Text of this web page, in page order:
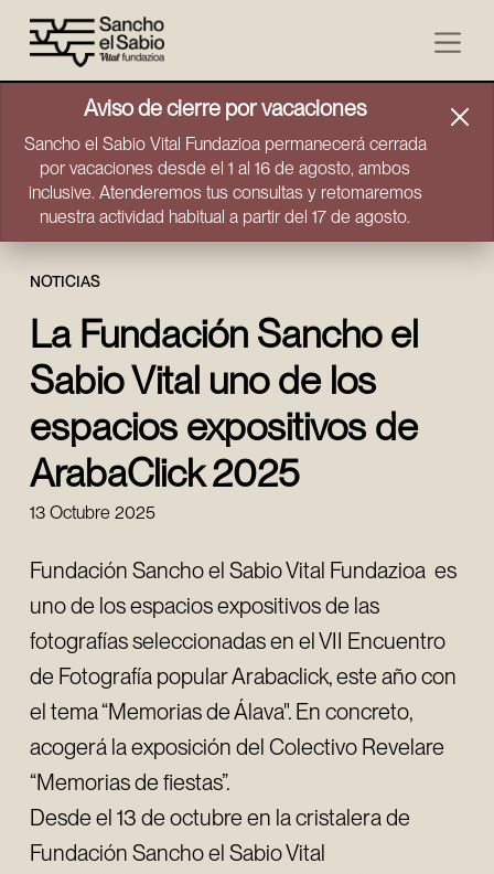
Ir directamente al contenido
Aviso de cierre por vacaciones
Sancho el Sabio Vital Fundazioa permanecerá cerrada
por vacaciones desde el 1 al 16 de agosto, ambos
inclusive. Atenderemos tus consultas y retomaremos
nuestra actividad habitual a partir del 17 de agosto.
NOTICIAS
La Fundación Sancho el
Sabio Vital uno de los
espacios expositivos de
ArabaClick 2025
13 Octubre 2025
Fundación Sancho el Sabio Vital Fundazioa es
uno de los espacios expositivos de las
fotografías seleccionadas en el VII Encuentro
de Fotografía popular Arabaclick, este año con
el tema “Memorias de Álava". En concreto,
acogerá la exposición del Colectivo Revelare
“Memorias de fiestas”.
Desde el 13 de octubre en la cristalera de
Fundación Sancho el Sabio Vital